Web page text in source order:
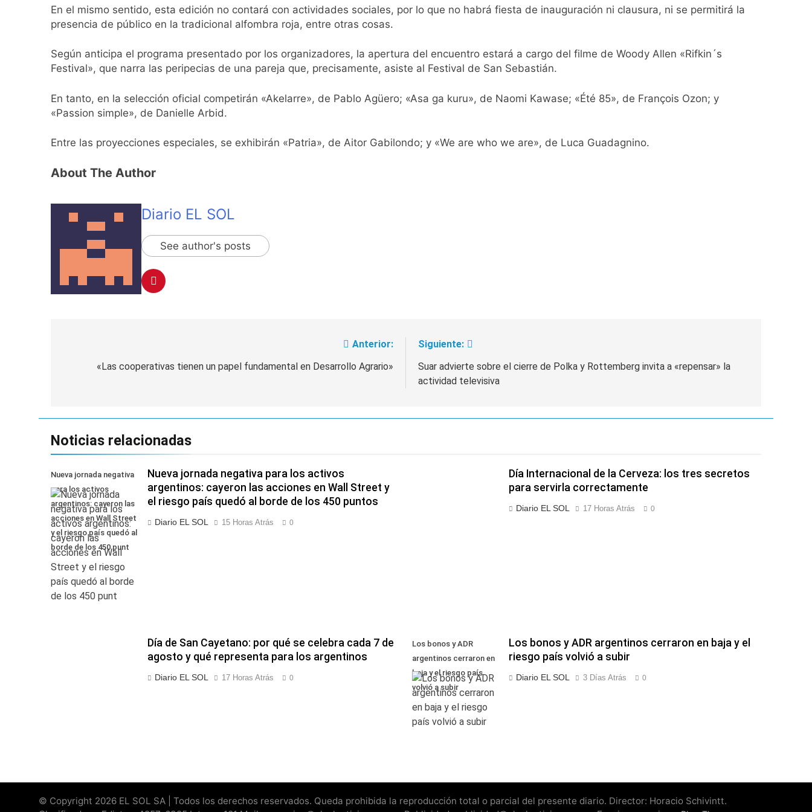
1 Día Atrás
El temporal se despide del AMBA: cuándo dejará de llover y llega una ola de frío con mínimas cercanas a 1°C
Kicillof marchó contra la Ley de Propiedad Privada de Milei
1 Día Atrás
1 Día Atrás
Candela Arizaga confirmó que tuvo un «brote psicótico» por consumo con Facundo Moyano
La Libertad Avanza consiguió la mayoría y rechazó el pedido del peronismo de girar el proyecto a comisión
1 Día Atrás
La Línea 148 pasó a ser operada por La Central de Vicente López
1 Día Atrás
En el mismo sentido, esta edición no contará con actividades sociales, por lo que no habrá fiesta de inauguración ni clausura, ni se permitirá la
presencia de público en la tradicional alfombra roja, entre otras cosas.
Según anticipa el programa presentado por los organizadores, la apertura del encuentro estará a cargo del filme de Woody Allen «Rifkin´s
Festival», que narra las peripecias de una pareja que, precisamente, asiste al Festival de San Sebastián.
En tanto, en la selección oficial competirán «Akelarre», de Pablo Agüero; «Asa ga kuru», de Naomi Kawase; «Été 85», de François Ozon; y
«Passion simple», de Danielle Arbid.
Entre las proyecciones especiales, se exhibirán «Patria», de Aitor Gabilondo; y «We are who we are», de Luca Guadagnino.
About The Author
Diario EL SOL
See author's posts
Anterior:
«Las cooperativas tienen un papel fundamental en Desarrollo Agrario»
Siguiente:
Suar advierte sobre el cierre de Polka y Rottemberg invita a «repensar» la
actividad televisiva
Noticias relacionadas
Nueva jornada negativa
para los activos
argentinos: cayeron las
acciones en Wall Street
y el riesgo país quedó al
borde de los 450 punt
Nueva jornada negativa para los activos
argentinos: cayeron las acciones en Wall Street y
el riesgo país quedó al borde de los 450 puntos
Diario EL SOL 15 Horas Atrás 0
Día Internacional de la Cerveza: los tres secretos
para servirla correctamente
Diario EL SOL 17 Horas Atrás 0
Día de San Cayetano: por qué se celebra cada 7 de
agosto y qué representa para los argentinos
Diario EL SOL 17 Horas Atrás 0
Los bonos y ADR
argentinos cerraron en
baja y el riesgo país
volvió a subir
Los bonos y ADR argentinos cerraron en baja y el
riesgo país volvió a subir
Diario EL SOL 3 Días Atrás 0
© Copyright 2026 EL SOL SA | Todos los derechos reservados. Queda prohibida la reproducción total o parcial del presente diario. Director: Horacio Schivintt.